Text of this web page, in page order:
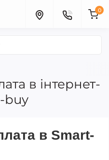
0
в інтернет-
buy
в Smart-